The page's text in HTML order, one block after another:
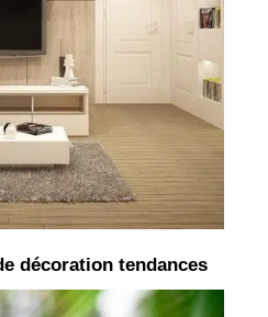
décoration tendances